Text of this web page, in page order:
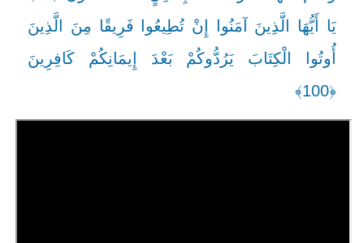
يَا أَيُّهَا الَّذِينَ آمَنُوا إِنْ تُطِيعُوا فَرِيقًا مِنَ الَّذِينَ
أُوتُوا الْكِتَابَ يَرُدُّوكُمْ بَعْدَ إِيمَانِكُمْ كَافِرِينَ
﴿100﴾